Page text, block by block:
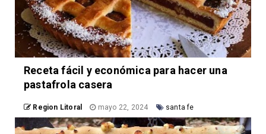
Receta fácil y económica para hacer una
pastafrola casera
Region Litoral mayo 22, 2024 santa fe